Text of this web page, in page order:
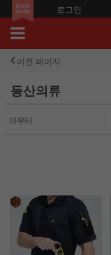
로그인
이전 페이지
등산의류
아우터